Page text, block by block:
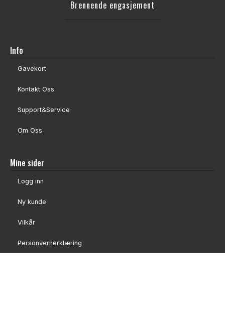
Brennende engasjement
Info
Gavekort
Kontakt Oss
Support&Service
Om Oss
Mine sider
Logg inn
Ny kunde
Vilkår
Personvernerklæring